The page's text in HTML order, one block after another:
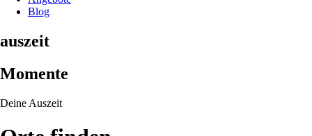
Blog
auszeit
Momente
Deine Auszeit